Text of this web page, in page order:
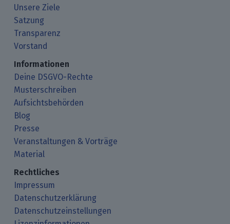
Unsere Ziele
Satzung
Transparenz
Vorstand
Informationen
Deine DSGVO-Rechte
Musterschreiben
Aufsichtsbehörden
Blog
Presse
Veranstaltungen & Vorträge
Material
Rechtliches
Impressum
Datenschutzerklärung
Datenschutzeinstellungen